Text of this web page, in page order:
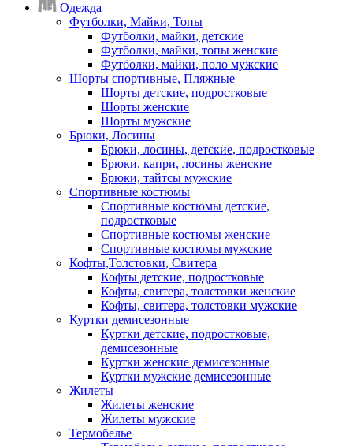
Одежда
Футболки, Майки, Топы
Футболки, майки, детские
Футболки, майки, топы женские
Футболки, майки, поло мужские
Шорты спортивные, Пляжные
Шорты детские, подростковые
Шорты женские
Шорты мужские
Брюки, Лосины
Брюки, лосины, детские, подростковые
Брюки, капри, лосины женские
Брюки, тайтсы мужские
Спортивные костюмы
Спортивные костюмы детские,
подростковые
Спортивные костюмы женские
Спортивные костюмы мужские
Кофты,Толстовки, Свитера
Кофты детские, подростковые
Кофты, свитера, толстовки женские
Кофты, свитера, толстовки мужские
Куртки демисезонные
Куртки детские, подростковые,
демисезонные
Куртки женские демисезонные
Куртки мужские демисезонные
Жилеты
Жилеты женские
Жилеты мужские
Термобелье